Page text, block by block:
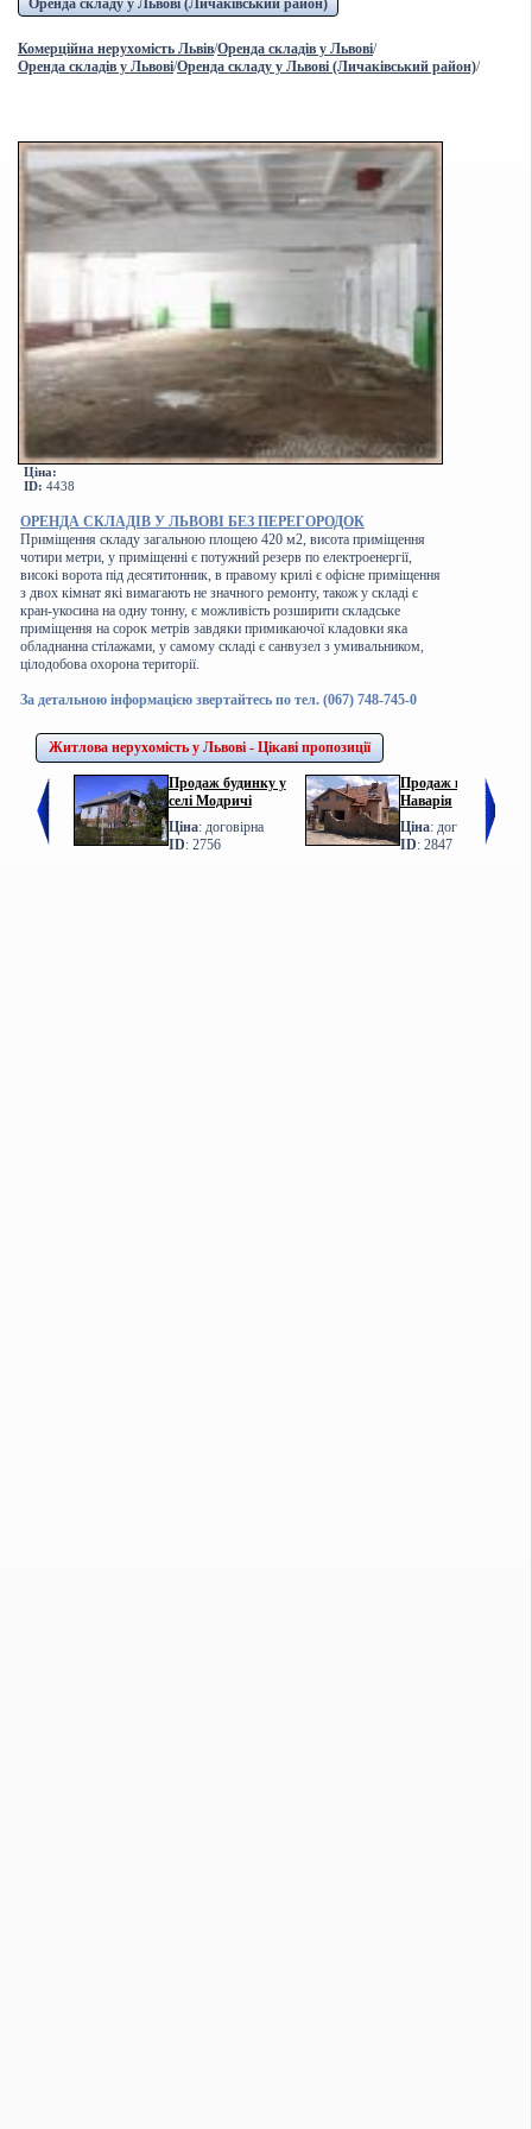
Оренда складу у Львові (Личаківський район)
Комерційна нерухомість Львів/Оренда складів у Львові/
Оренда складів у Львові/Оренда складу у Львові (Личаківський район)/
Ціна:
ID: 4438
ОРЕНДА СКЛАДІВ У ЛЬВОВІ БЕЗ ПЕРЕГОРОДОК
Приміщення складу загальною площею 420 м2, висота приміщення
чотири метри, у приміщенні є потужний резерв по електроенергії,
високі ворота під десятитонник, в правому крилі є офісне приміщення
з двох кімнат які вимагають не значного ремонту, також у складі є
кран-укосина на одну тонну, є можливість розширити складське
приміщення на сорок метрів завдяки примикаючої кладовки яка
обладнанна стілажами, у самому складі є санвузел з умивальником,
цілодобова охорона території.
За детальною інформацією звертайтесь по тел. (067) 748-745-0
Житлова нерухомість у Львові - Цікаві пропозиції
Продаж будинку у
селі Модричі
Ціна: договірна
ID: 2756
Продаж котеджу у с.
Наварія
Ціна: договірна
ID: 2847